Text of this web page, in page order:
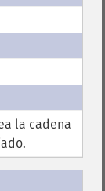
la cadena